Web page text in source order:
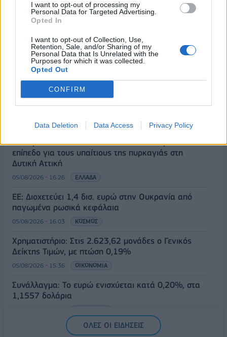
I want to opt-out of processing my
Personal Data for Targeted Advertising.
Opted In
I want to opt-out of Collection, Use,
Retention, Sale, and/or Sharing of my
Personal Data that Is Unrelated with the
Purposes for which it was collected.
Opted Out
CONFIRM
Data Deletion Data Access Privacy Policy
05/08/2026 - 17:39
ΗΠΑ: Επιβράδυνση των προσλήψεων στον ιδιωτικό
τομέα τον Ιούλιο - Δημιουργήθηκαν μόνο 44.000
θέσεις εργασίας
05/08/2026 - 17:16 ΚΟΣΜΟΣ
Τ. Θεοδωρικάκος: Στηρίζουμε με πράξεις την
έρευνα και την καινοτομία
05/08/2026 - 16:51 ΠΟΛΙΤΙΚΗ
Ν. Χαρδαλιάς: Μηδενική ανοχή και σε νομικό
επίπεδο για τους υπαίτιους της πυρκαγιάς στη
Δυτική Αττική
05/08/2026 - 16:26 ΕΛΛΑΔΑ
ΕΕ: Διοχετεύει 1,4 δισ. ευρώ στην Ουκρανία από
παγωμένα ρωσικά κεφάλαια
05/08/2026 - 16:03 ΚΟΣΜΟΣ
Χρηματιστήριο: Στις 2.623,62 μονάδες ο Γενικός
Δείκτης Τιμών, με πτώση 0,19%
05/08/2026 - 15:36 ΟΙΚΟΝΟΜΙΑ
Συνάλλαγμα: Το ευρώ ενισχύεται κατά 0,20%, στα
1,1557 δολάρια
ΟΛΕΣ ΟΙ ΕΙΔΗΣΕΙΣ